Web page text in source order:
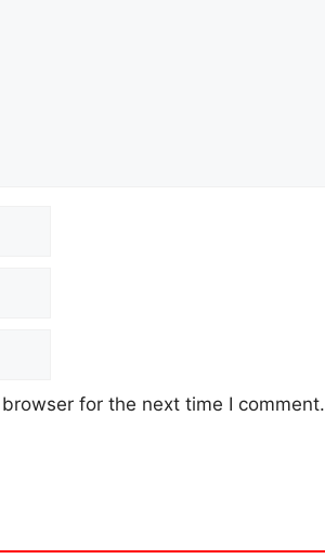
for the next time I comment.